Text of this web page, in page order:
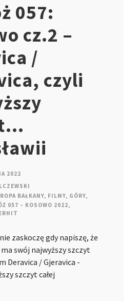
057:
cz.2 –
/
czyli
2022
BAŁKANY, FILMY, GÓRY,
057 – KOSOWO 2022,
zaskoczę gdy napiszę, że
swój najwyższy szczyt
Deravica / Gjeravica -
szczyt całej